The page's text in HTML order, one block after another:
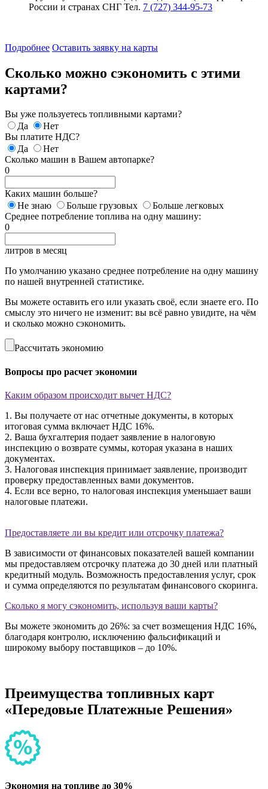
России и странах СНГ Тел. 7 (727) 344-95-73
Подробнее Оставить заявку на карты
Сколько можно сэкономить с этими
картами?
Вы уже пользуетесь топливными картами?
Да
Нет
Вы платите НДС?
Да
Нет
Сколько машин в Вашем автопарке?
0
Каких машин больше?
Не знаю
Больше грузовых
Больше легковых
Среднее потребление топлива на одну машину:
0
литров в месяц
По умолчанию указано среднее потребление на одну машину
по нашей внутренней статистике.
Вы можете оставить его или указать своё, если знаете его. По
смыслу это ничего не изменит: вы всё равно увидите, на чём
и сколько можно сэкономить.
Рассчитать экономию
Вопросы про расчет экономии
Каким образом происходит вычет НДС?
1. Вы получаете от нас отчетные документы, в которых
итоговая сумма включает НДС 16%.
2. Ваша бухгалтерия подает заявление в налоговую
инспекцию о возврате суммы, которая указана в наших
документах.
3. Налоговая инспекция принимает заявление, производит
проверку предоставленных вами документов.
4. Если все верно, то налоговая инспекция уменьшает ваши
налоговые платежи.
Предоставляете ли вы кредит или отсрочку платежа?
В зависимости от финансовых показателей вашей компании
мы предоставляем отсрочку платежа до 30 дней или платный
кредитный модуль. Возможность предоставления услуг, срок
и сумма определяются по результатам финансового скоринга.
Сколько я могу сэкономить, используя ваши карты?
Вы можете экономить до 26%: за счет возмещения НДС 16%,
благодаря контролю, исключению фальсификаций и
широкому выбору поставщиков – до 10%.
Преимущества топливных карт
«Передовые Платежные Решения»
Экономия на топливе до 30%